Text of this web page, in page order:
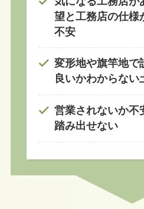
望と工務店の仕様
不安
変形地や旗竿地で
良いかわからな
営業されないか不
踏み出せない